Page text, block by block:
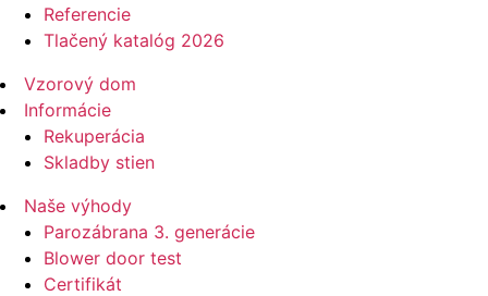
Referencie
Tlačený katalóg 2026
Vzorový dom
Informácie
Rekuperácia
Skladby stien
Naše výhody
Parozábrana 3. generácie
Blower door test
Certifikát